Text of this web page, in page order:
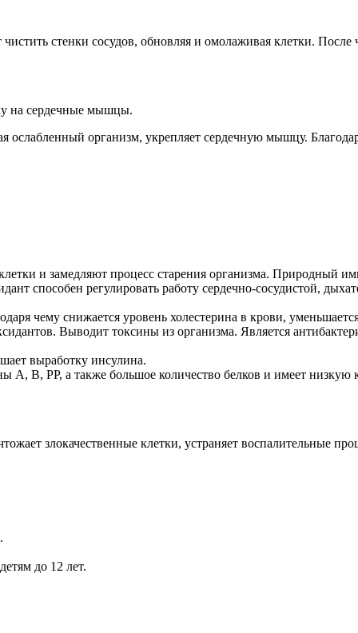
стенки сосудов, обновляя и омолаживая клетки.
на сердечные мышцы.
организм, укрепляет сердечную мышцу.
и замедляют процесс старения организма. Природный
способен регулировать работу сердечно-сосудистой,
чему снижается уровень холестерина в крови,
Выводит токсины из организма. Является
выработку инсулина.
А, В, РР, а также большое количество белков и имеет низкую
злокачественные клетки, устраняет воспалительные
до 12 лет.